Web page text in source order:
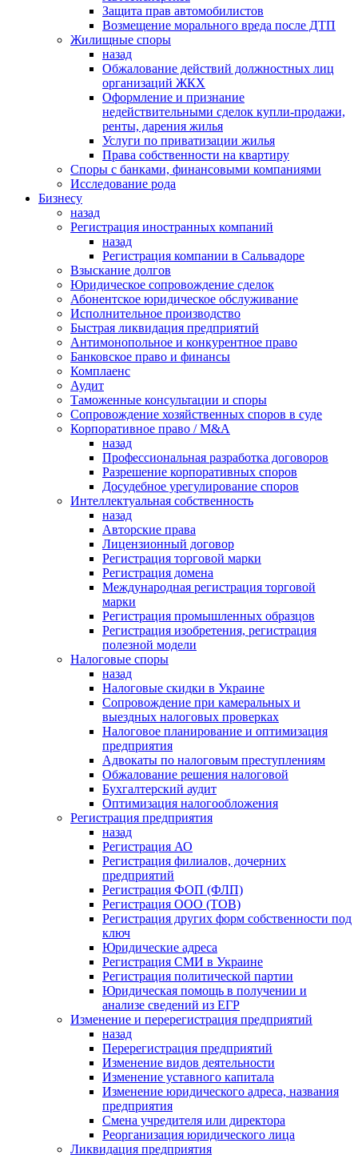
Защита прав автомобилистов
Возмещение морального вреда после ДТП
Жилищные споры
назад
Обжалование действий должностных лиц
организаций ЖКХ
Оформление и признание
недействительными сделок купли-продажи,
ренты, дарения жилья
Услуги по приватизации жилья
Права собственности на квартиру
Cпоры с банками, финансовыми компаниями
Исследование рода
Бизнесу
назад
Регистрация иностранных компаний
назад
Регистрация компании в Сальвадоре
Взыскание долгов
Юридическое сопровождение сделок
Абонентское юридическое обслуживание
Исполнительное производство
Быстрая ликвидация предприятий
Антимонопольное и конкурентное право
Банковское право и финансы
Комплаенс
Аудит
Таможенные консультации и споры
Сопровождение хозяйственных споров в суде
Корпоративное право / M&A
назад
Профессиональная разработка договоров
Разрешение корпоративных споров
Досудебное урегулирование споров
Интеллектуальная собственность
назад
Авторские права
Лицензионный договор
Регистрация торговой марки
Регистрация домена
Международная регистрация торговой
марки
Регистрация промышленных образцов
Регистрация изобретения, регистрация
полезной модели
Налоговые споры
назад
Налоговые скидки в Украине
Сопровождение при камеральных и
выездных налоговых проверках
Налоговое планирование и оптимизация
предприятия
Адвокаты по налоговым преступлениям
Обжалование решения налоговой
Бухгалтерский аудит
Оптимизация налогообложения
Регистрация предприятия
назад
Регистрация АО
Регистрация филиалов, дочерних
предприятий
Регистрация ФОП (ФЛП)
Регистрация ООО (ТОВ)
Регистрация других форм собственности под
ключ
Юридические адреса
Регистрация СМИ в Украине
Регистрация политической партии
Юридическая помощь в получении и
анализе сведений из ЕГР
Изменение и перерегистрация предприятий
назад
Перерегистрация предприятий
Изменение видов деятельности
Изменение уставного капитала
Изменение юридического адреса, названия
предприятия
Смена учредителя или директора
Реорганизация юридического лица
Ликвидация предприятия